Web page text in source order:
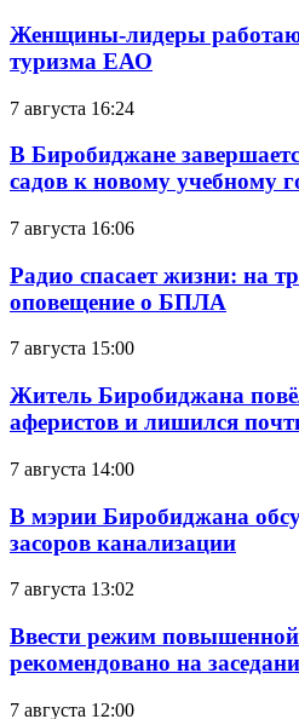
Женщины-лидеры
туризма ЕАО
7 августа 16:24
В Биробиджане
садов к новому учебному
7 августа 16:06
Радио спасает жизни: на
оповещение о БПЛА
7 августа 15:00
Житель Биробиджана
аферистов и лишился
7 августа 14:00
В мэрии Биробиджана
засоров канализации
7 августа 13:02
Ввести режим повышенной
рекомендовано на
7 августа 12:00